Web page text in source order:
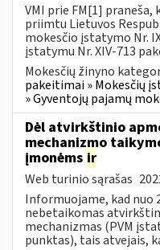
VMI prie FM[1] praneša,
priimtu Lietuvos
mokesčio įstatymo Nr.
įstatymu Nr. XIV-713
Mokesčių žinyno
pakeitimai » Mokesčių
» Gyventojų pajamų
Dėl atvirkštinio
mechanizmo
įmonėms ir
Web turinio sąrašas
Informuojame, kad nuo
nebetaikomas
mechanizmas (PVM
punktas), tais atvejais,